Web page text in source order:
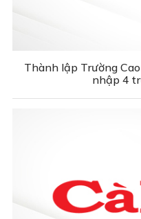
Thành lập Trường
nhập 4